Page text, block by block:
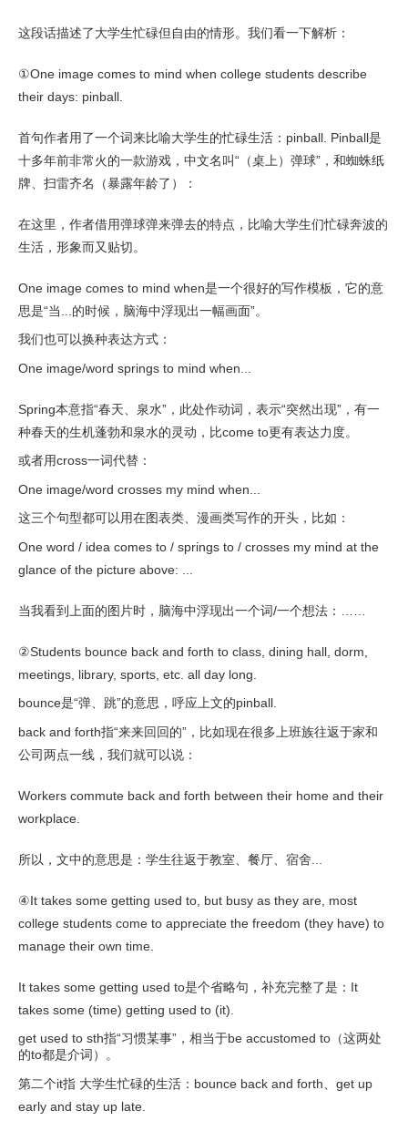
这段话描述了大学生忙碌但自由的情形。我们看一下解析：
①One image comes to mind when college students describe
their days: pinball.
首句作者用了一个词来比喻大学生的忙碌生活：pinball. Pinball是
十多年前非常火的一款游戏，中文名叫“（桌上）弹球”，和蜘蛛纸
牌、扫雷齐名（暴露年龄了）：
在这里，作者借用弹球弹来弹去的特点，比喻大学生们忙碌奔波的
生活，形象而又贴切。
One image comes to mind when是一个很好的写作模板，它的意
思是“当...的时候，脑海中浮现出一幅画面”。
我们也可以换种表达方式：
One image/word springs to mind when...
Spring本意指“春天、泉水”，此处作动词，表示“突然出现”，有一
种春天的生机蓬勃和泉水的灵动，比come to更有表达力度。
或者用cross一词代替：
One image/word crosses my mind when...
这三个句型都可以用在图表类、漫画类写作的开头，比如：
One word / idea comes to / springs to / crosses my mind at the
glance of the picture above: ...
当我看到上面的图片时，脑海中浮现出一个词/一个想法：……
②Students bounce back and forth to class, dining hall, dorm,
meetings, library, sports, etc. all day long.
bounce是“弹、跳”的意思，呼应上文的pinball.
back and forth指“来来回回的”，比如现在很多上班族往返于家和
公司两点一线，我们就可以说：
Workers commute back and forth between their home and their
workplace.
所以，文中的意思是：学生往返于教室、餐厅、宿舍...
④It takes some getting used to, but busy as they are, most
college students come to appreciate the freedom (they have) to
manage their own time.
It takes some getting used to是个省略句，补充完整了是：It
takes some (time) getting used to (it).
get used to sth指“习惯某事”，相当于be accustomed to（这两处
的to都是介词）。
第二个it指 大学生忙碌的生活：bounce back and forth、get up
early and stay up late.